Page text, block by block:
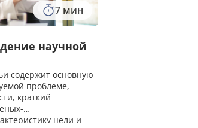
7 мин
научной
содержит основную
проблеме,
краткий
цели и